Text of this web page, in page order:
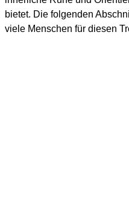
bietet. Die folgenden
viele Menschen für diesen